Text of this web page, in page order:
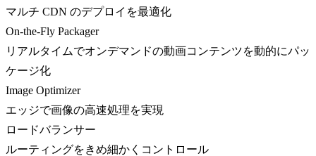
マルチ CDN のデプロイを最適化
On-the-Fly Packager
リアルタイムでオンデマンドの動画コンテンツを動的にパッ
ケージ化
Image Optimizer
エッジで画像の高速処理を実現
ロードバランサー
ルーティングをきめ細かくコントロール